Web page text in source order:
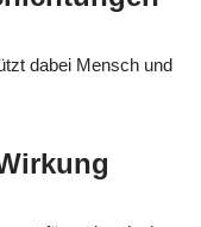
dabei Mensch und